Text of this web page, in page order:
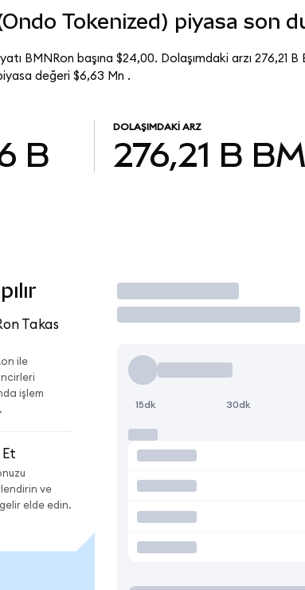
Tokenized) piyasa son
BMNRon başına $24,00. Dolaşımdaki arzı 276,21 B
değeri $6,63 Mn .
B
DOLAŞIMDAKI ARZ
276,21 B
Takas
ile
işlem
ve
elde edin.
İşlem Yap
15dk 30dk